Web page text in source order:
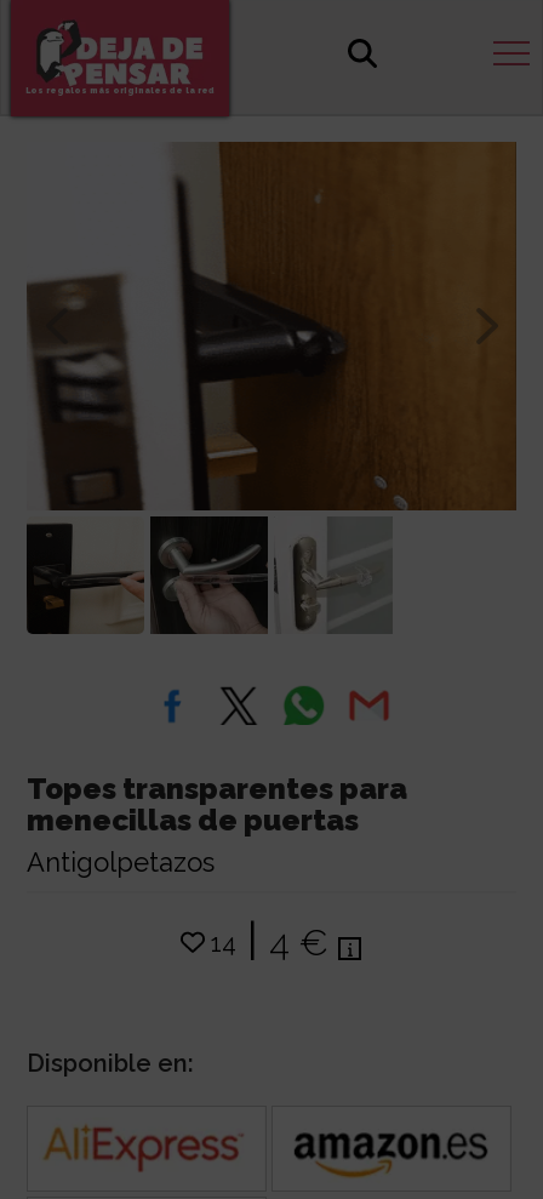
Los regalos más originales de la red
Topes transparentes para
menecillas de puertas
Antigolpetazos
14 | 4 €
Disponible en: